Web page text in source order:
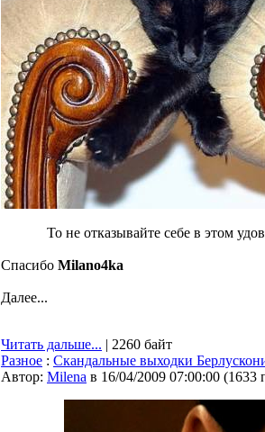
То не отказывайте себе в этом
Спасибо Milano4ka
Далее...
Читать дальше... | 2260 байт
Разное : Скандальные выходки
Автор: Milena в 16/04/2009 07:00:00 (1633